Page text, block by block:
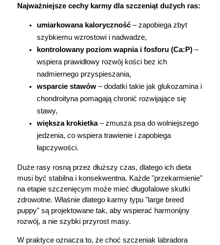
Najważniejsze cechy karmy dla szczeniąt dużych ras:
umiarkowana kaloryczność – zapobiega zbyt
szybkiemu wzrostowi i nadwadze,
kontrolowany poziom wapnia i fosforu (Ca:P) –
wspiera prawidłowy rozwój kości bez ich
nadmiernego przyspieszania,
wsparcie stawów – dodatki takie jak glukozamina i
chondroityna pomagają chronić rozwijające się
stawy,
większa krokietka – zmusza psa do wolniejszego
jedzenia, co wspiera trawienie i zapobiega
łapczywości.
Duże rasy rosną przez dłuższy czas, dlatego ich dieta
musi być stabilna i konsekwentna. Każde "przekarmienie"
na etapie szczenięcym może mieć długofalowe skutki
zdrowotne. Właśnie dlatego karmy typu "large breed
puppy" są projektowane tak, aby wspierać harmonijny
rozwój, a nie szybki przyrost masy.
W praktyce oznacza to, że choć szczeniak labradora